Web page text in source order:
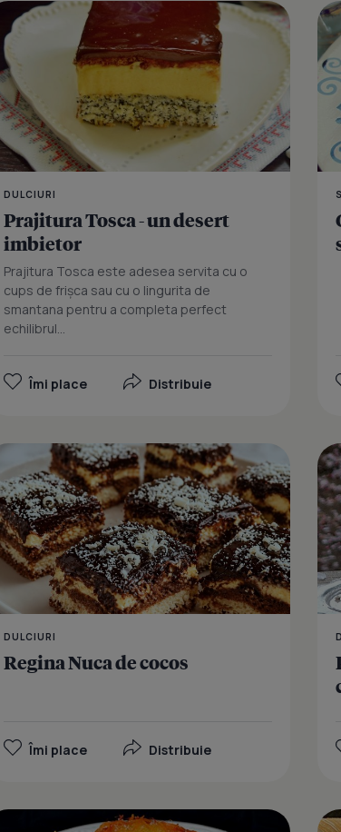
Prajitura
DULCIURI
Prajitura Tosca - un desert
imbietor
Prajitura Tosca este adesea servita cu o
cups de frișca sau cu o lingurita de
smantana pentru a completa perfect
echilibrul...
Îmi place Distribuie
Choux
DULCIURI
Regina Nuca de cocos
Îmi place Distribuie
Prajitura